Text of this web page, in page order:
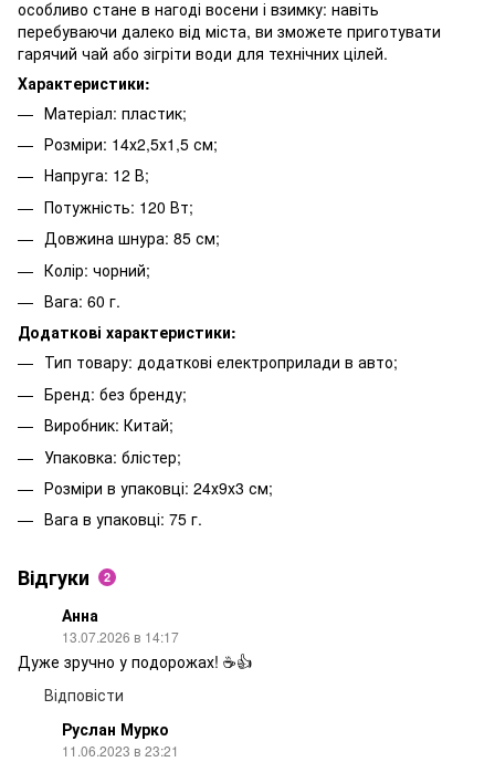
особливо стане в нагоді восени і взимку: навіть
перебуваючи далеко від міста, ви зможете приготувати
гарячий чай або зігріти води для технічних цілей.
Характеристики:
Матеріал: пластик;
Розміри: 14х2,5х1,5 см;
Напруга: 12 В;
Потужність: 120 Вт;
Довжина шнура: 85 см;
Колір: чорний;
Вага: 60 ​​г.
Додаткові характеристики:
Тип товару: додаткові електроприлади в авто;
Бренд: без бренду;
Виробник: Китай;
Упаковка: блістер;
Розміри в упаковці: 24х9х3 см;
Вага в упаковці: 75 г.
Відгуки 2
Анна
13.07.2026 в 14:17
Дуже зручно у подорожах! ☕👍
Відповісти
Руслан Мурко
11.06.2023 в 23:21